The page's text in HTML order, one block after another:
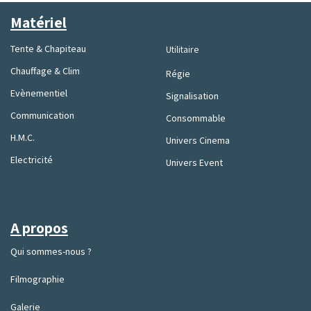
A propos
Qui sommes-nous ?
Filmographie
Galerie
Utilitaire
Régie
Signalisation
Consommable
Univers Cinema
Univers Event
Matériel
Tente & Chapiteau
Chauffage & Clim
Evènementiel
Communication
H.M.C.
Electricité